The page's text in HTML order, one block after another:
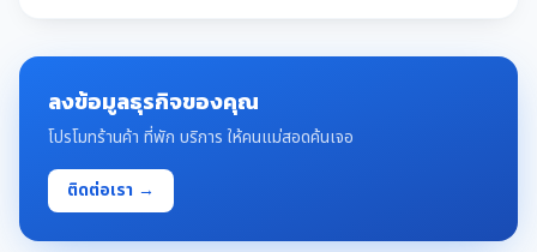
ลงข้อมูลธุรกิจของคุณ
โปรโมทร้านค้า ที่พัก บริการ ให้คนแม่สอดค้นเจอ
ติดต่อเรา →